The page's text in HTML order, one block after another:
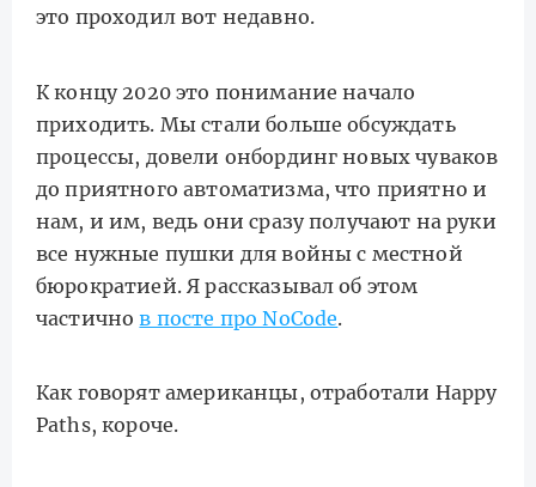
это проходил вот недавно.
К концу 2020 это понимание начало
приходить. Мы стали больше обсуждать
процессы, довели онбординг новых чуваков
до приятного автоматизма, что приятно и
нам, и им, ведь они сразу получают на руки
все нужные пушки для войны с местной
бюрократией. Я рассказывал об этом
частичнов посте про NoCode.
Как говорят американцы, отработали Happy
Paths, короче.